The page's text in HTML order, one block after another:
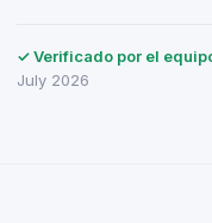
✓ Verificado por el
July 2026